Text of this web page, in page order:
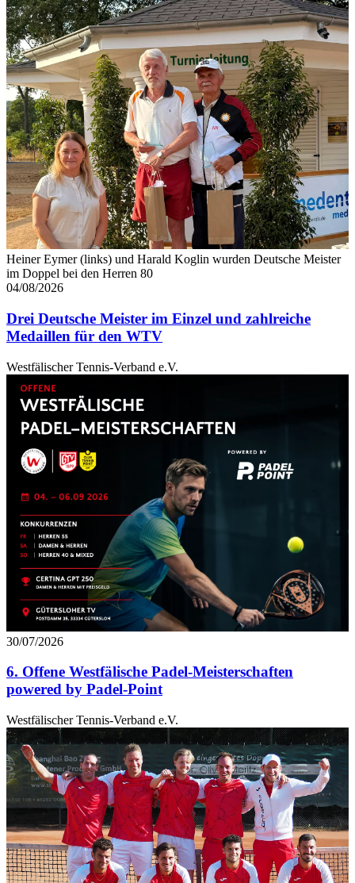
Heiner Eymer (links) und Harald Koglin wurden Deutsche Meister
im Doppel bei den Herren 80
04/08/2026
Drei Deutsche Meister im Einzel und zahlreiche
Medaillen für den WTV
Westfälischer Tennis-Verband e.V.
30/07/2026
6. Offene Westfälische Padel-Meisterschaften
powered by Padel-Point
Westfälischer Tennis-Verband e.V.